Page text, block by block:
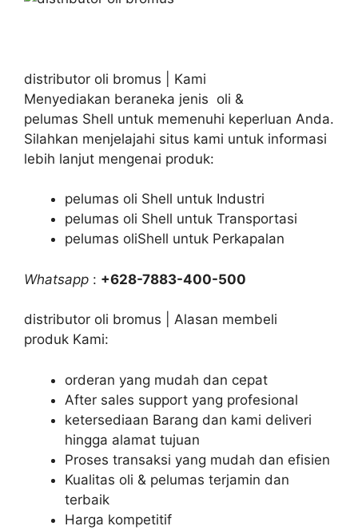
distributor oli bromus | Kami
Menyediakan beraneka jenis oli &
pelumas Shell untuk memenuhi keperluan Anda.
Silahkan menjelajahi situs kami untuk informasi
lebih lanjut mengenai produk:
pelumas oli Shell untuk Industri
pelumas oli Shell untuk Transportasi
pelumas oliShell untuk Perkapalan
Whatsapp : +628-7883-400-500
distributor oli bromus | Alasan membeli
produk Kami:
orderan yang mudah dan cepat
After sales support yang profesional
ketersediaan Barang dan kami deliveri
hingga alamat tujuan
Proses transaksi yang mudah dan efisien
Kualitas oli & pelumas terjamin dan
terbaik
Harga kompetitif